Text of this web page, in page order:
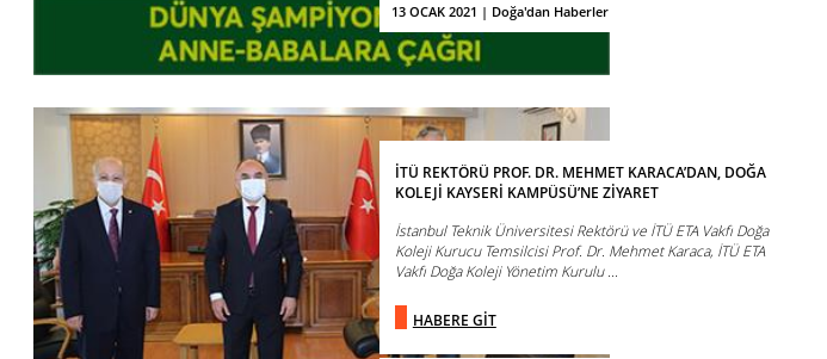
13 OCAK 2021 | Doğa'dan Haberler
İTÜ REKTÖRÜ PROF. DR. MEHMET KARACA’DAN, DOĞA
KOLEJİ KAYSERİ KAMPÜSÜ’NE ZİYARET
İstanbul Teknik Üniversitesi Rektörü ve İTÜ ETA Vakfı Doğa
Koleji Kurucu Temsilcisi Prof. Dr. Mehmet Karaca, İTÜ ETA
Vakfı Doğa Koleji Yönetim Kurulu ...
HABERE GİT